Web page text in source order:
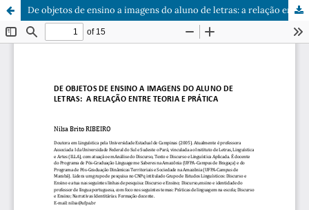
De objetos de ensino a imagens do aluno de letras: a relação entre teoria e prática